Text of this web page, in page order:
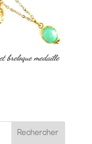
breloque medaille